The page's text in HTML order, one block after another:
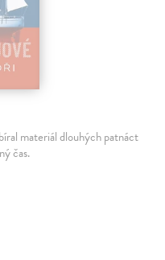
materiál dlouhých patnáct
čas.